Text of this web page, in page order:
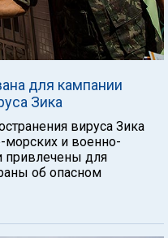
для кампании
Зика
вируса Зика
и военно-
привлечены для
об опасном